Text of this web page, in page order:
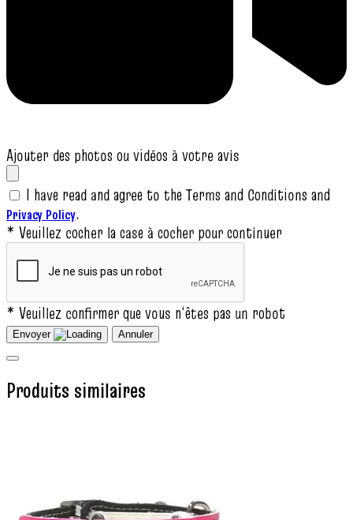
Ajouter des photos ou vidéos à votre avis
I have read and agree to the Terms and Conditions and
Privacy Policy.
* Veuillez cocher la case à cocher pour continuer
* Veuillez confirmer que vous n‘êtes pas un robot
Envoyer Annuler
Produits similaires